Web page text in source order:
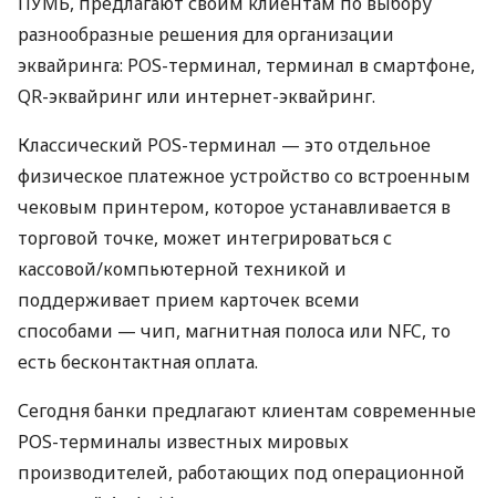
разнообразные решения для организации
эквайринга: POS-терминал, терминал в смартфоне,
QR-эквайринг или интернет-эквайринг.
Классический POS-терминал — это отдельное
физическое платежное устройство со встроенным
чековым принтером, которое устанавливается в
торговой точке, может интегрироваться с
кассовой/компьютерной техникой и
поддерживает прием карточек всеми
способами — чип, магнитная полоса или NFC, то
есть бесконтактная оплата.
Сегодня банки предлагают клиентам современные
POS-терминалы известных мировых
производителей, работающих под операционной